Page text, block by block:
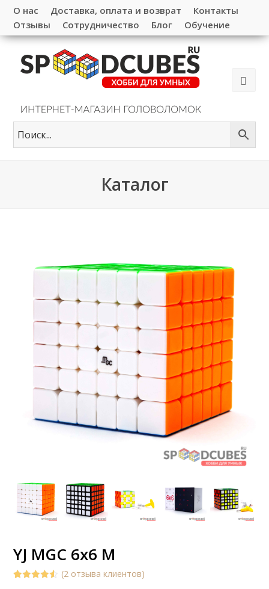
О нас Доставка, оплата и возврат
Контакты
Отзывы
Сотрудничество Блог Обучение
Каталог
YJ MGC 6x6 M
(2 отзыва клиентов)